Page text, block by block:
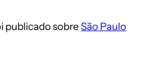
publicado sobre São Paulo